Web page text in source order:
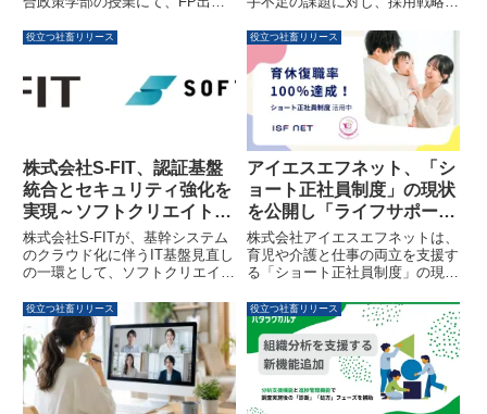
生を対象とした企業説明および座
本格的に意識し始める学生に対
し、仕事のリアルを伝えること
で、キャリア形成を支援すること
定着支援までを一体で提供する伴
走型人事支援サービスを開始しま
した。社会保険労務士法人との連
携により、採用と労務の両面から
企業の持続的な人材確保をサポー
トします。
役立つ社畜リリース
株式会社S-FIT、認証基盤
統合とセキュリティ強化を
実現～ソフトクリエイトの
「SCCloud 365
Enterprise」活用事例を公
開～
株式会社S-FITが、基幹システム
のクラウド化に伴うIT基盤見直し
の一環として、ソフトクリエイト
365 Enterprise」を導入し、認証
基盤の統合とセキュリティ強化、
ゼロトラスト基盤の構築を推進し
た事例が公開されました。
役立つ社畜リリース
アイエスエフネット、「シ
ョート正社員制度」の現状
を公開し「ライフサポー
ト」を推進
株式会社アイエスエフネットは、
育児や介護と仕事の両立を支援す
る「ショート正社員制度」の現状
休取得者の復職率が男女ともに
100%を達成し、多くのエンジニ
アが制度を活用しています。同社
は今後、「ライフサポート」をキ
ーワードに、さらなる働きやすい
環境づくりを目指します。
役立つ社畜リリース 役立つ社畜リリース